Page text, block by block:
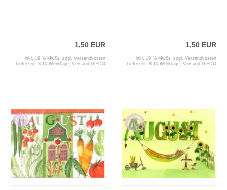
1,50 EUR
inkl. 19 % MwSt. zzgl. Versandkosten
Lieferzeit: 8-10 Werktage, Versand DI+DO
1,50 EUR
inkl. 19 % MwSt. zzgl. Versandkosten
Lieferzeit: 8-10 Werktage, Versand DI+DO